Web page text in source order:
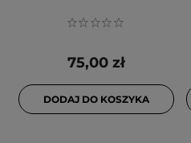
75,00 zł
DODAJ DO KOSZYKA